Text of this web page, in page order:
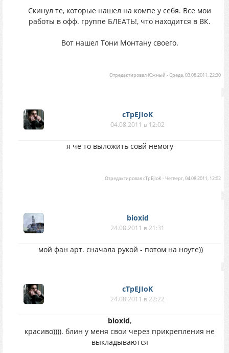
Скинул те, которые нашел на компе у себя. Все мои
работы в офф. группе БЛЕАТЬ!, что находится в ВК.
Вот нашел Тони Монтану своего.
Отредактировал Южный -Среда, 03.08.2011, 22:30
cTpEJIoK
04.08.2011 в 12:02
я че то выложить совй немогу
ОтредактировалcTpEJIoK -Четверг, 04.08.2011, 12:02
bioxid
24.08.2011 в 21:31
мой фан арт. сначала рукой - потом на ноуте))
cTpEJIoK
24.08.2011 в 22:22
bioxid,
красиво)))). блин у меня свои через прикрепления не
выкладываются